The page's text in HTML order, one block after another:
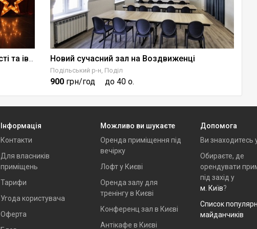
Новий сучасний зал на Воздвиженці
Подільський р-н, Поділ
900 грн/год до 40 о.
Інформація
Контакти
Для власників
приміщень
Тарифи
Угода користувача
Оферта
Можливо ви шукаєте
Оренда приміщення під
вечірку
Лофт у Києві
Оренда залу для
тренінгу в Києві
Конференц зал в Києві
Антікафе в Києві
Допомога
Ви знаходитесь
Обираєте, де
орендувати
під захід у
м. Київ?
Список
майданчиків